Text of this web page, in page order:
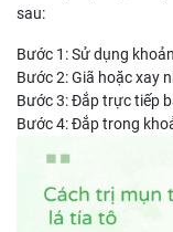
sau:
Bước 1: Sử dụng
Bước 2: Giã hoặc xay
Bước 3: Đắp trực tiếp
Bước 4: Đắp trong